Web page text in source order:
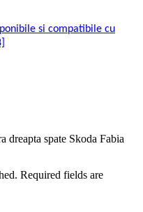
si compatibile cu
dreapta spate Skoda Fabia
Required fields are